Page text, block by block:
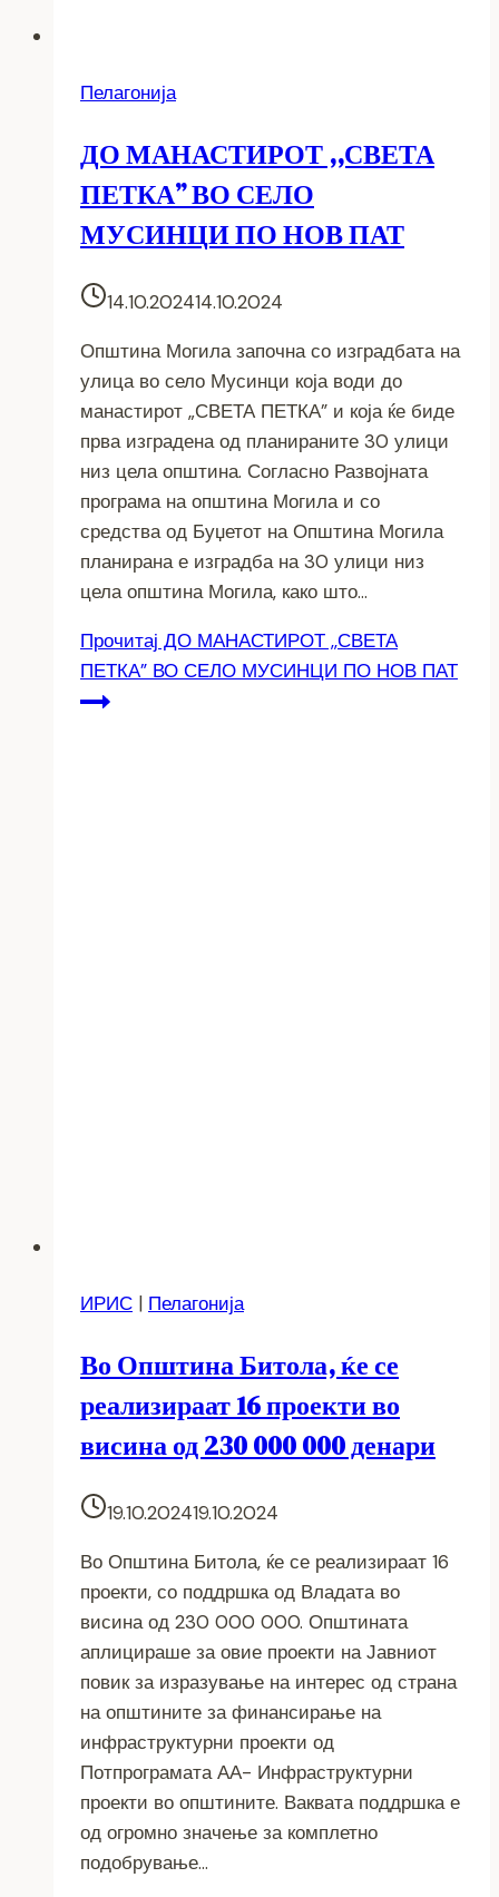
Пелагонија
ДО МАНАСТИРОТ ,,СВЕТА
ПЕТКА” ВО СЕЛО
МУСИНЦИ ПО НОВ ПАТ
14.10.202414.10.2024
Општина Могила започна со изградбата на
улица во село Мусинци која води до
манастирот „СВЕТА ПЕТКА” и која ќе биде
прва изградена од планираните 30 улици
низ цела општина. Согласно Развојната
програма на општина Могила и со
средства од Буџетот на Општина Могила
планирана е изградба на 30 улици низ
цела општина Могила, како што…
Прочитај ДО МАНАСТИРОТ ,,СВЕТА
ПЕТКА” ВО СЕЛО МУСИНЦИ ПО НОВ ПАТ
ИРИС | Пелагонија
Во Општина Битола, ќе се
реализираат 16 проекти во
висина од 230 000 000 денари
19.10.202419.10.2024
Во Општина Битола, ќе се реализираат 16
проекти, со поддршка од Владата во
висина од 230 000 000. Општината
аплицираше за овие проекти на Јавниот
повик за изразување на интерес од страна
на општините за финансирање на
инфраструктурни проекти од
Потпрограмата АА- Инфраструктурни
проекти во општините. Ваквата поддршка е
од огромно значење за комплетно
подобрување…